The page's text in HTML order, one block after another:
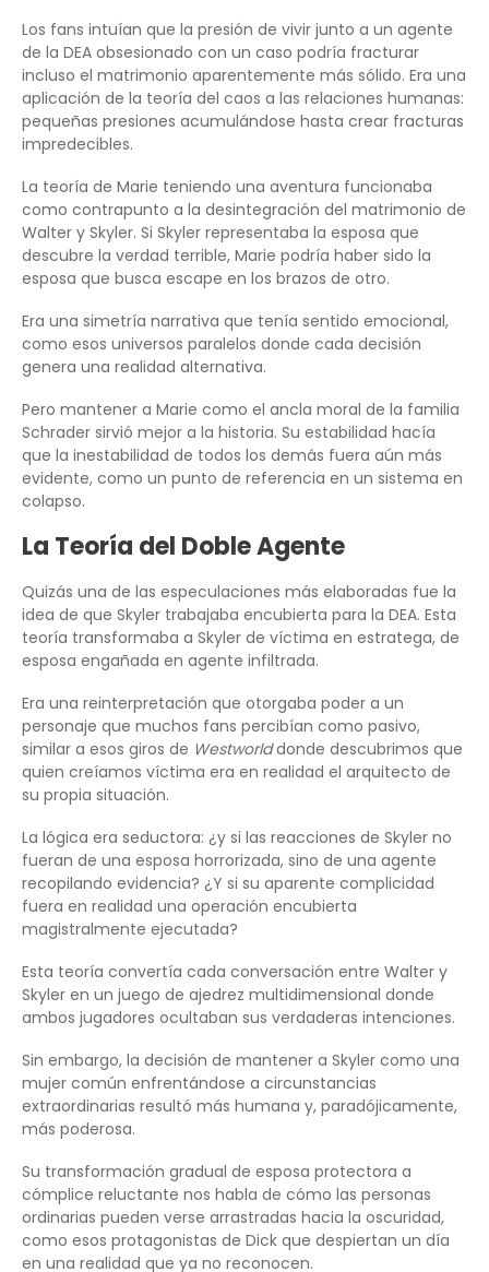
Los fans intuían que la presión de vivir junto a un agente
de la DEA obsesionado con un caso podría fracturar
incluso el matrimonio aparentemente más sólido. Era una
aplicación de la teoría del caos a las relaciones humanas:
pequeñas presiones acumulándose hasta crear fracturas
impredecibles.
La teoría de Marie teniendo una aventura funcionaba
como contrapunto a la desintegración del matrimonio de
Walter y Skyler. Si Skyler representaba la esposa que
descubre la verdad terrible, Marie podría haber sido la
esposa que busca escape en los brazos de otro.
Era una simetría narrativa que tenía sentido emocional,
como esos universos paralelos donde cada decisión
genera una realidad alternativa.
Pero mantener a Marie como el ancla moral de la familia
Schrader sirvió mejor a la historia. Su estabilidad hacía
que la inestabilidad de todos los demás fuera aún más
evidente, como un punto de referencia en un sistema en
colapso.
La Teoría del Doble Agente
Quizás una de las especulaciones más elaboradas fue la
idea de que Skyler trabajaba encubierta para la DEA. Esta
teoría transformaba a Skyler de víctima en estratega, de
esposa engañada en agente infiltrada.
Era una reinterpretación que otorgaba poder a un
personaje que muchos fans percibían como pasivo,
similar a esos giros de Westworlddonde descubrimos que
quien creíamos víctima era en realidad el arquitecto de
su propia situación.
La lógica era seductora: ¿y si las reacciones de Skyler no
fueran de una esposa horrorizada, sino de una agente
recopilando evidencia? ¿Y si su aparente complicidad
fuera en realidad una operación encubierta
magistralmente ejecutada?
Esta teoría convertía cada conversación entre Walter y
Skyler en un juego de ajedrez multidimensional donde
ambos jugadores ocultaban sus verdaderas intenciones.
Sin embargo, la decisión de mantener a Skyler como una
mujer común enfrentándose a circunstancias
extraordinarias resultó más humana y, paradójicamente,
más poderosa.
Su transformación gradual de esposa protectora a
cómplice reluctante nos habla de cómo las personas
ordinarias pueden verse arrastradas hacia la oscuridad,
como esos protagonistas de Dick que despiertan un día
en una realidad que ya no reconocen.